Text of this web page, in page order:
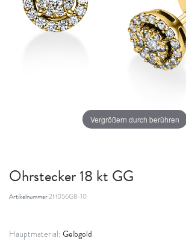
Vergrößern durch berühren
Ohrstecker 18 kt GG
Artikelnummer2H056G8-10
Hauptmaterial: Gelbgold